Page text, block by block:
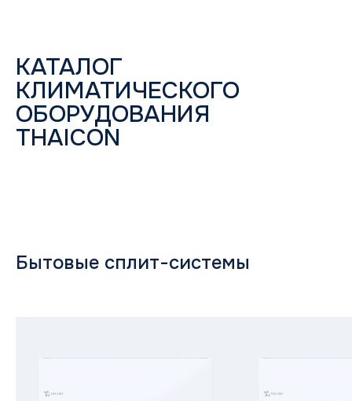
КАТАЛОГ
КЛИМАТИЧЕСКОГО
ОБОРУДОВАНИЯ
THAICON
Бытовые сплит-системы